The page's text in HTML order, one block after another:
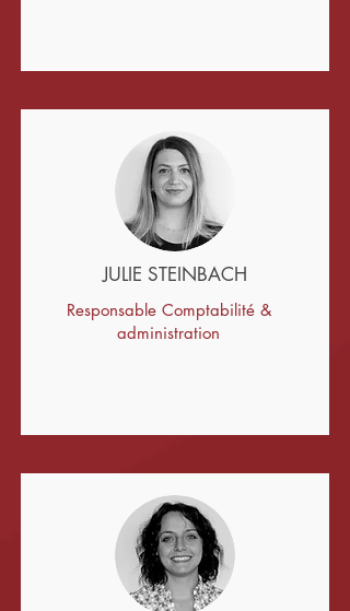
JULIE STEINBACH
Responsable Comptabilité &
administration